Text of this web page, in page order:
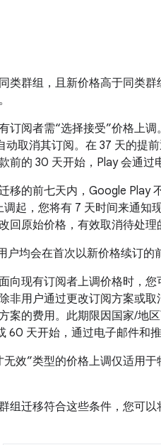
类群组，且新价格高于同类群
订阅者需“选择接受”价格上调
动取消其订阅。在 37 天的提
前的 30 天开始，Play 会通过
移的前七天内，Google Play
调起，您将有 7 天时间来通知
回原始价格，有效取消待处理
户均会在首次以新价格续订的
向现有订阅者上调价格时，
非用户通过更改订阅方案或
案的费用。此期限因国家/地
60 天开始，通过电子邮件和
无效”类型的价格上调仅适用
组迁移符合这些条件，您可